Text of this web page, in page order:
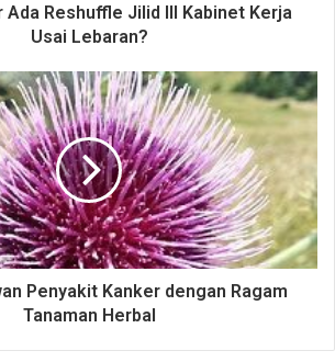
Ada Reshuffle Jilid III Kabinet Kerja
Usai Lebaran?
Penyakit Kanker dengan Ragam
Tanaman Herbal